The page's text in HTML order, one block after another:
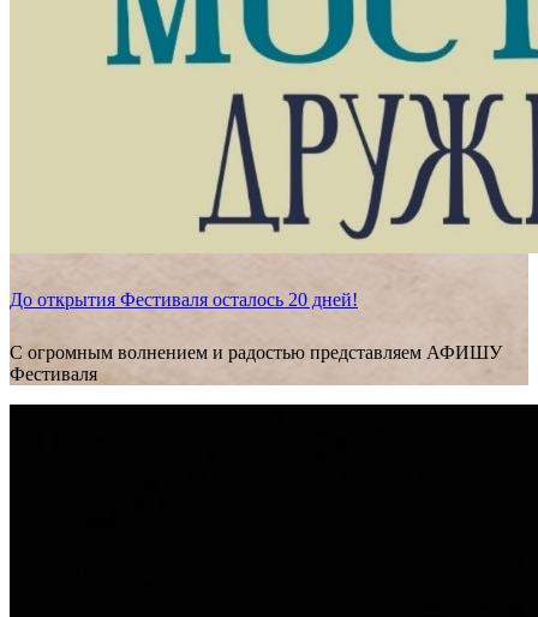
До открытия Фестиваля осталось 20 дней!
С огромным волнением и радостью представляем АФИШУ
Фестиваля